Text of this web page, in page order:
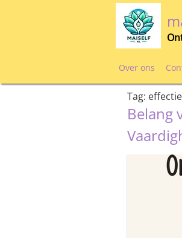
Over ons
Tag:
Belang